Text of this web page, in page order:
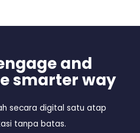
and
smarter way
secara digital satu atap
tanpa batas.